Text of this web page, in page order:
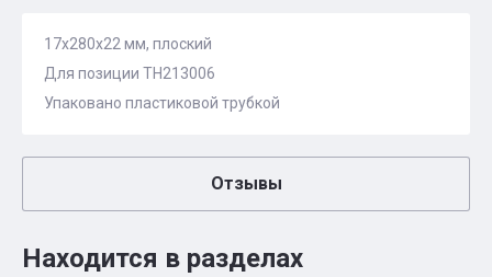
17x280x22 мм, плоский
Для позиции TH213006
Упаковано пластиковой трубкой
Отзывы
Находится в разделах